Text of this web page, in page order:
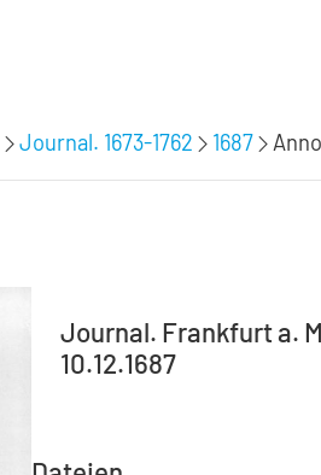
Journal. 1673-1762 1687
Journal. Frankfurt a.
10.12.1687